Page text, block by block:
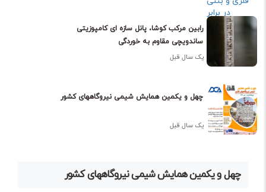
رابین مرکب کوشا، پانل سازه ای کامپوزیتی
ساندویچی مقاوم به خوردگی
یک سال قبل
چهل و یکمین همایش شیمی نیروگاههای کشور
یک سال قبل
چهل و یکمین همایش شیمی نیروگاههای کشور